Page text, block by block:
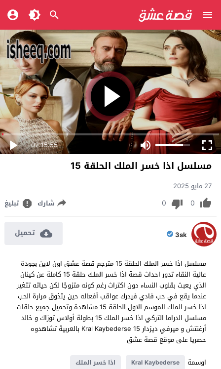
02:15:55
مسلسل اذا خسر الملك الحلقة 15
27 مايو 2025
0
0 شارك تبليغ
3sk تحميل
مسلسل اذا خسر الملك الحلقة 15 مترجم قصة عشق اون لاين بجودة
عالية النقاء تدور احداث قصة اذا خسر الملك حلقة 15 كاملة عن كينان
الذي يعبث بقلوب النساء دون اكتراث رغم كونه متزوجًا لكن حياته تتغير
عندما يقع في حب فادي فيدرك عواقب أفعاله حين يتذوق مرارة الحب
اذا خسر الملك الموسم الاول الحلقة 15 مشاهدة وتحميل جميع حلقات
مسلسل الدراما التركي اذا خسر الملك 15 بطولة أولاس توزاك و خالد
أرغنتش و ميرفي ديزدار Kral Kaybederse 15 بالعربية تشاهدوه
حصريا على موقع قصة عشق
اوسمة
Kral Kaybederse
اذا خسر الملك